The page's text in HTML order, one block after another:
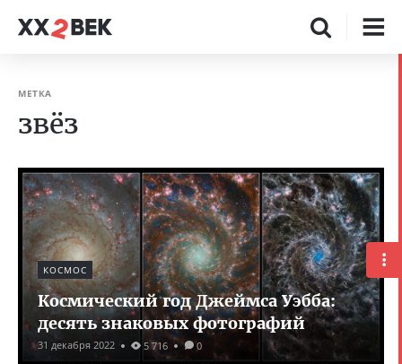
МЕТКА
звёз
КОСМОС
Космический год Джеймса Уэбба:
десять знаковых фотографий
31 декабря 2022 5 716 0